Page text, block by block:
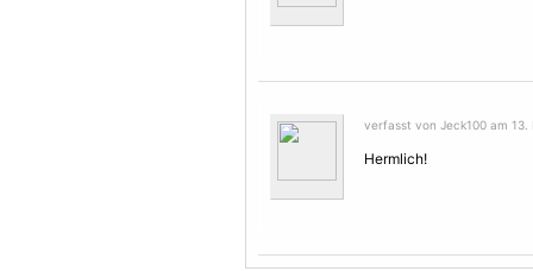
verfasst von Jeck100 am 13.
Hermlich!